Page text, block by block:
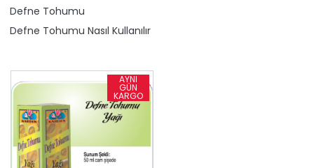
Defne Tohumu
Defne Tohumu Nasıl Kullanılır